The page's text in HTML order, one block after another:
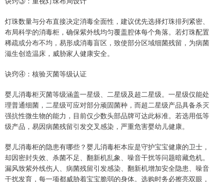
灯珠数量与分布直接决定消毒全面性，建议优先选择灯珠排列紧密、
布局科学的消毒柜，确保紫外线均匀覆盖腔体每个角落。若灯珠配置
稀疏或分布不均，易形成消毒盲区，致使部分区域细菌残留，为病菌
滋生创造温床，威胁家人健康安全。
诀窍④：核验灭菌等级认证
婴儿消毒柜灭菌等级涵盖一星级、二星级及超二星级。一星级仅能处
理普通细菌，二星级可应对部分顽固菌种，而超二星级产品具备杀灭
强抗性微生物的能力，目前仅少数头部品牌可达此标准。若选用低等
级产品，易因病菌残留引发交叉感染，严重危害婴幼儿健康。
婴儿消毒柜的隐患有哪些？婴儿消毒柜本应是守护宝宝健康的卫士，
却因密封失效、杀菌不足、翻新机乱象、噪音干扰等问题暗藏危机。
漏风致紫外线伤人、病菌残留引发感染、翻新机增加安全隐患、噪音
干扰发育，每一项都威胁着宝宝脆弱的身体。选购时务必擦亮双眼，